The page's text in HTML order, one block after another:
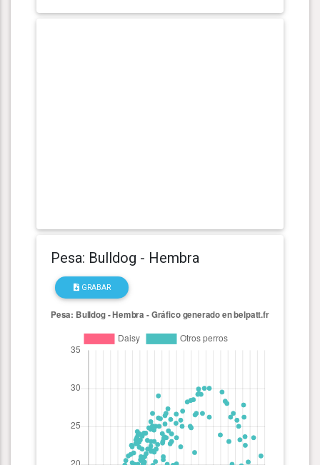
Pesa: Bulldog - Hembra
GRABAR